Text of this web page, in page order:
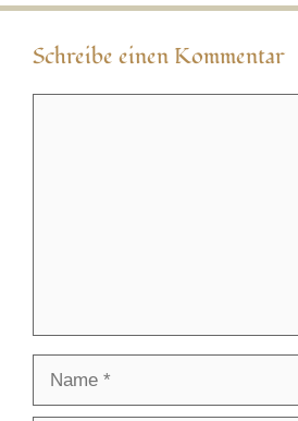
Schreibe einen Kommentar